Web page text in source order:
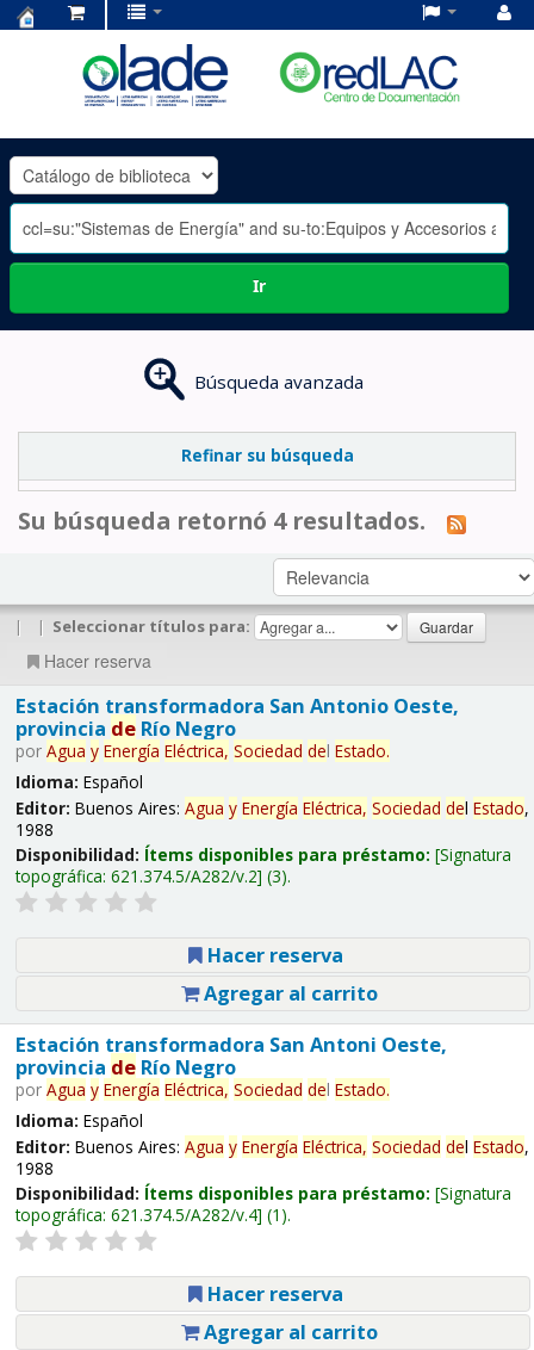
OLADE
-
Ir
Búsqueda avanzada
Refinar su búsqueda
Su búsqueda retornó 4 resultados.
| | Seleccionar títulos para:
Hacer reserva
Estación transformadora San Antonio Oeste,
provincia deRío Negro
por Agua y Energía Eléctrica, Sociedad del Estado.
Idioma: Español
Editor: Buenos Aires: Agua y Energía Eléctrica, Sociedad del Estado,
1988
Disponibilidad: Ítems disponibles para préstamo: Signatura
topográfica: 621.374.5/A282/v.2 (3).
Hacer reserva
Agregar al carrito
Estación transformadora San Antoni Oeste,
provincia deRío Negro
por Agua y Energía Eléctrica, Sociedad del Estado.
Idioma: Español
Editor: Buenos Aires: Agua y Energía Eléctrica, Sociedad del Estado,
1988
Disponibilidad: Ítems disponibles para préstamo: Signatura
topográfica: 621.374.5/A282/v.4 (1).
Hacer reserva
Agregar al carrito